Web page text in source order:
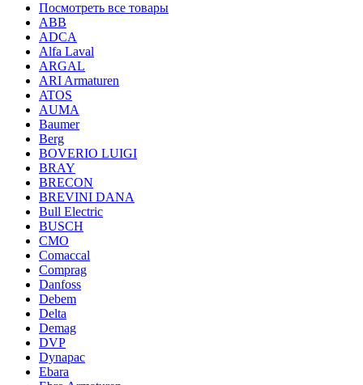
Посмотреть все товары
ABB
ADCA
Alfa Laval
ARGAL
ARI Armaturen
ATOS
AUMA
Baumer
Berg
BOVERIO LUIGI
BRAY
BRECON
BREVINI DANA
Bull Electric
BUSCH
CMO
Comaccal
Comprag
Danfoss
Debem
Delta
Demag
DVP
Dynapac
Ebara